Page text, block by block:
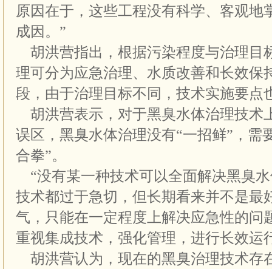
原因在于，这些工程没有科学、客观地
成因。”
胡洪营指出，根据污染程度与治理目
理可分为应急治理、水质改善和长效保
段，由于治理目标不同，技术实施要点
胡洪营表示，对于黑臭水体治理技术
误区，黑臭水体治理没有“一招鲜”，需
合拳”。
“没有某一种技术可以全面解决黑臭
技术都过于急切，但长期看来并不是最
气，只能在一定程度上解决应急性的问
重视集成技术，强化管理，进行长效运
胡洪营认为，现在的黑臭治理技术存